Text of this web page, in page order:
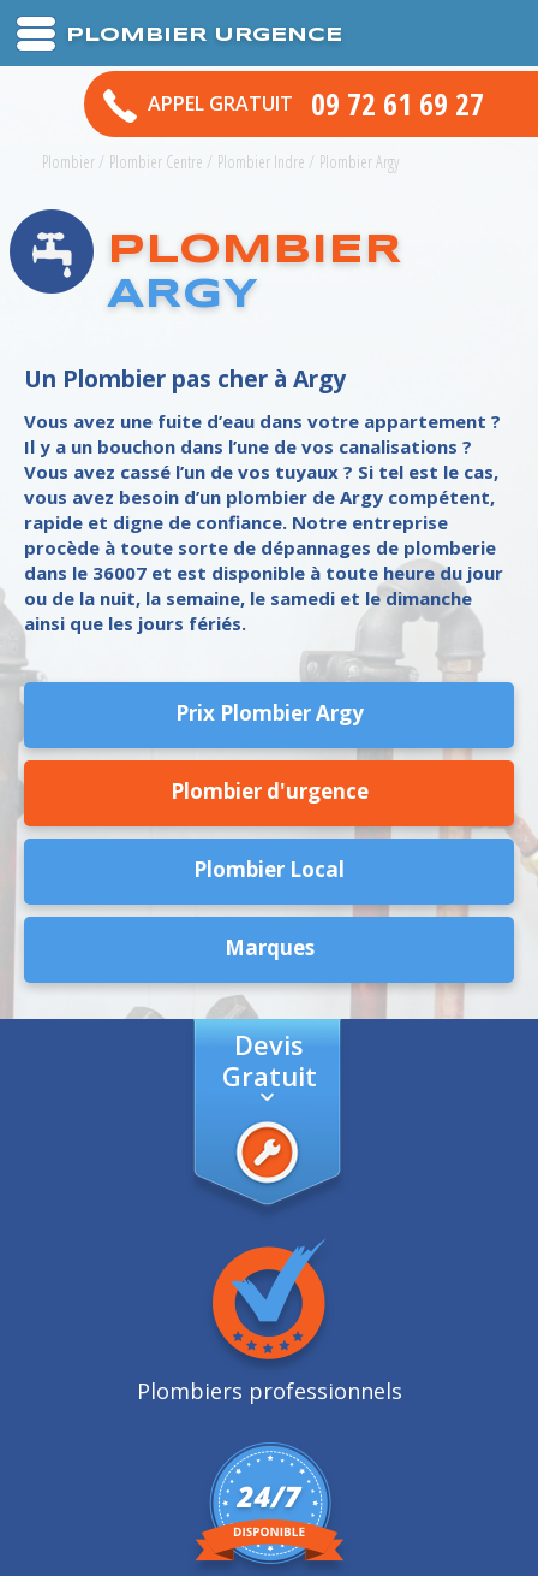
PLOMBIER URGENCE
APPEL GRATUIT 09 72 61 69 27
Plombier/ Plombier Centre / Plombier Indre / Plombier Argy
PLOMBIER
ARGY
Un Plombier pas cher à Argy
Vous avez une fuite d’eau dans votre appartement ?
Il y a un bouchon dans l’une de vos canalisations ?
Vous avez cassé l’un de vos tuyaux ? Si tel est le cas,
vous avez besoin d’un plombier de Argy compétent,
rapide et digne de confiance. Notre entreprise
procède à toute sorte de dépannages de plomberie
dans le 36007 et est disponible à toute heure du jour
ou de la nuit, la semaine, le samedi et le dimanche
ainsi que les jours fériés.
Prix Plombier Argy
Plombier d'urgence
Plombier Local
Marques
Devis
Gratuit
Plombiers professionnels